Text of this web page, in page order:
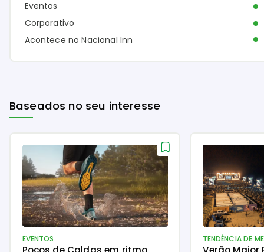
Eventos
Corporativo
Acontece no Nacional Inn
Baseados no seu interesse
EVENTOS TENDÊNCIA DE